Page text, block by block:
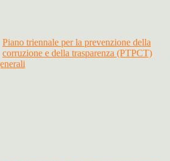
Piano triennale per la prevenzione della
corruzione e della trasparenza (PTPCT)